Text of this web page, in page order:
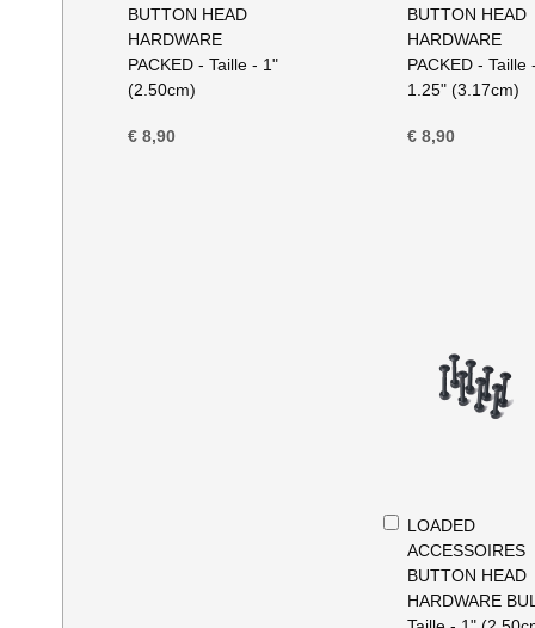
BUTTON HEAD
HARDWARE
PACKED - Taille - 1"
(2.50cm)
€ 8,90
BUTTON HEAD
HARDWARE
PACKED - Taille -
1.25" (3.17cm)
€ 8,90
LOADED
ACCESSOIRES
BUTTON HEAD
HARDWARE
In
Winkelwagen